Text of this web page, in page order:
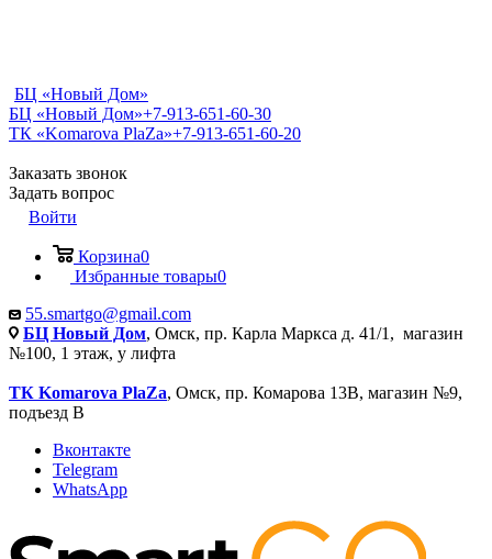
БЦ «Новый Дом»
БЦ «Новый Дом»+7-913-651-60-30
ТК «Komarova PlaZa»+7-913-651-60-20
Заказать звонок
Задать вопрос
Войти
Корзина0
Избранные товары0
55.smartgo@gmail.com
БЦ Новый Дом, Омск, пр. Карла Маркса д. 41/1, магазин
№100, 1 этаж, у лифта
ТК Komarova PlaZa, Омск, пр. Комарова 13В, магазин №9,
подъезд В
Вконтакте
Telegram
WhatsApp